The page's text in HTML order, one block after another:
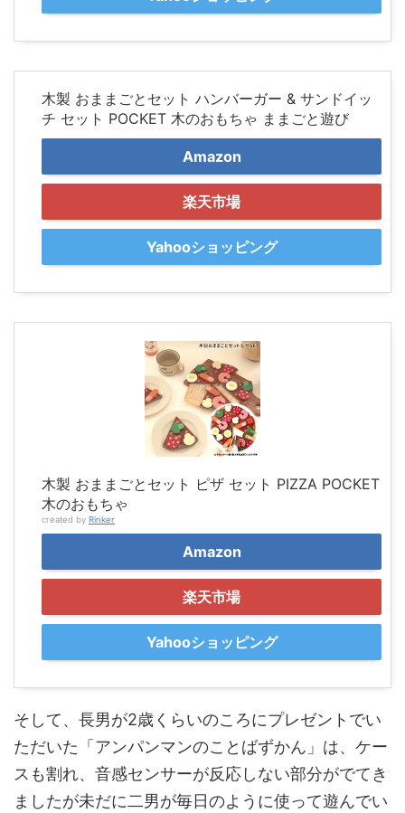
木製 おままごとセット ハンバーガー & サンドイッ
チ セット POCKET 木のおもちゃ ままごと遊び
Amazon
楽天市場
Yahooショッピング
木製 おままごとセット ピザ セット PIZZA POCKET
木のおもちゃ
created by Rinker
Amazon
楽天市場
Yahooショッピング
そして、長男が2歳くらいのころにプレゼントでい
ただいた「アンパンマンのことばずかん」は、ケー
スも割れ、音感センサーが反応しない部分がでてき
ましたが未だに二男が毎日のように使って遊んでい